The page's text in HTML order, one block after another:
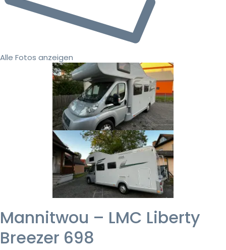
Alle Fotos anzeigen
Mannitwou – LMC Liberty
Breezer 698